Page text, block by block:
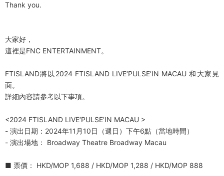
Thank you.
大家好，
這裡是FNC ENTERTAINMENT。
FTISLAND將以2024 FTISLAND LIVE‘PULSE’IN MACAU 和大家見
面。
詳細內容請參考以下事項。
<2024 FTISLAND LIVE‘PULSE’IN MACAU >
- 演出日期：2024年11月10日（週日）下午6點（當地時間）
- 演出場地： Broadway Theatre Broadway Macau
■ 票價： HKD/MOP 1,688 / HKD/MOP 1,288 / HKD/MOP 888